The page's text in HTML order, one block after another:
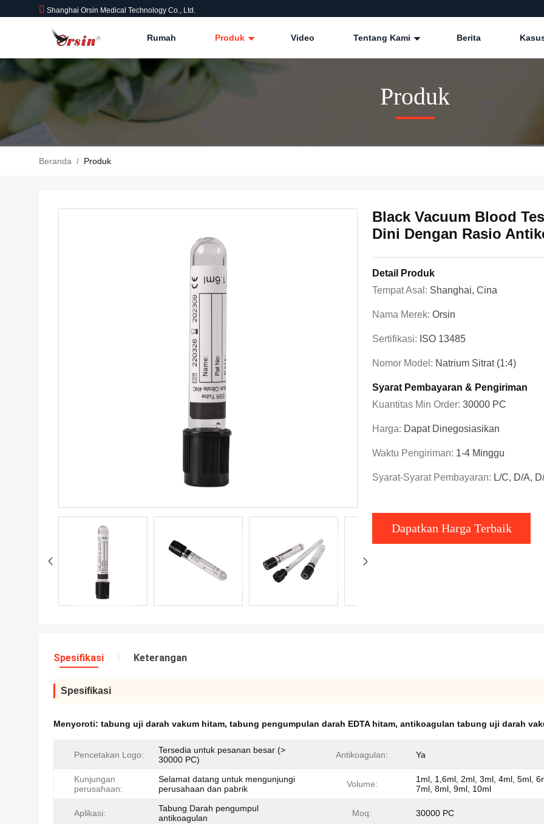
Shanghai Orsin Medical Technology Co., Ltd.
Rumah Produk Video Tentang Kami Berita
Produk
Beranda / Produk
Black Vacuum Blood
Dini Dengan Rasio
Detail Produk
Tempat Asal: Shanghai, Cina
Nama Merek: Orsin
Sertifikasi: ISO 13485
Nomor Model: Natrium Sitrat (1:4)
Syarat Pembayaran & Pengiriman
Kuantitas Min Order: 30000 PC
Harga: Dapat Dinegosiasikan
Waktu Pengiriman: 1-4 Minggu
Syarat-Syarat Pembayaran: L/C, D/A,
Dapatkan Harga Terbaik
Spesifikasi Keterangan
Spesifikasi
Menyoroti: tabung uji darah vakum hitam, tabung pengumpulan darah EDTA hitam, antikoagulan tabung uji darah
Pencetakan Logo:
Tersedia untuk pesanan besar (>
30000 PC)
Antikoagulan: Ya
Kunjungan
perusahaan:
Selamat datang untuk mengunjungi
perusahaan dan pabrik
Volume:
1ml, 1,6ml, 2ml, 3ml, 4ml, 5ml,
7ml, 8ml, 9ml, 10ml
Aplikasi:
Tabung Darah pengumpul
antikoagulan
Moq: 30000 PC